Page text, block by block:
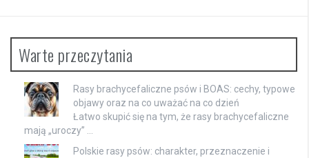
Warte przeczytania
Rasy brachycefaliczne psów i BOAS: cechy, typowe
objawy oraz na co uważać na co dzień
Łatwo skupić się na tym, że rasy brachycefaliczne
mają „uroczy” …
Polskie rasy psów: charakter, przeznaczenie i